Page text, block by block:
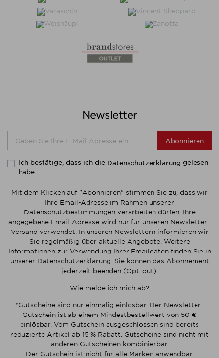
Newsletter
Abonnieren
Ich bestätige, dass ich die Datenschutzerklärung gelesen
habe.
Mit dem Klicken auf "Abonnieren" stimmen Sie zu, dass wir
Ihre Email-Adresse im Rahmen unserer
Datenschutzbestimmungen verarbeiten dürfen. Ihre
angegebene Email-Adresse wird nur für unseren Newsletter-
Versand verwendet. In unseren Newslettern informieren wir
Sie regelmäßig über aktuelle Angebote. Weitere
Informationen zur Verwendung Ihrer Emaildaten finden Sie in
unserer Datenschutzerklärung. Sie können das Abonnement
jederzeit beenden (Opt-out).
Wie melde ich mich ab?
*Gutscheine sind nur einmalig einlösbar. Der Newsletter-
Gutschein ist ab einem Mindestbestellwert von 50 €
einlösbar. Vom Gutschein ausgeschlossen sind bereits
reduzierte Artikel ab 15 % Rabatt. Gutscheine sind nicht mit
anderen Gutscheinen kombinierbar.
Der Gutschein ist nicht für alle Marken anwendbar.